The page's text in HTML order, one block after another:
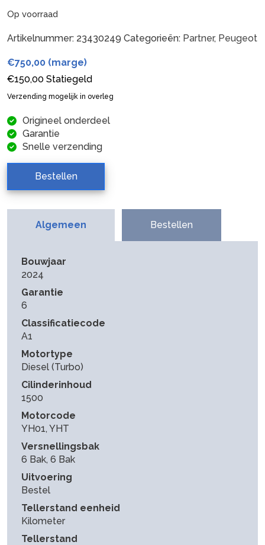
Op voorraad
Artikelnummer: 23430249 Categorieën: Partner, Peugeot
€750,00 (marge)
€150,00 Statiegeld
Verzending mogelijk in overleg
Origineel onderdeel
Garantie
Snelle verzending
Bestellen
Algemeen Bestellen
Bouwjaar
2024
Garantie
6
Classificatiecode
A1
Motortype
Diesel (Turbo)
Cilinderinhoud
1500
Motorcode
YH01, YHT
Versnellingsbak
6 Bak, 6 Bak
Uitvoering
Bestel
Tellerstand eenheid
Kilometer
Tellerstand